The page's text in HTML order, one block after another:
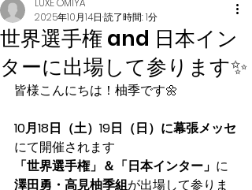
世界選手権 and 日本イン
ターに出場して参ります✨
LUXE OMIYA
2025年10月14日 読了時間: 1分
皆様こんにちは！柚季です🌼
10月18日（土）19日（日）に幕張メッセ
にて開催されます
「世界選手権」＆「日本インター」 に
澤田勇・高見柚季組が出場して参りま